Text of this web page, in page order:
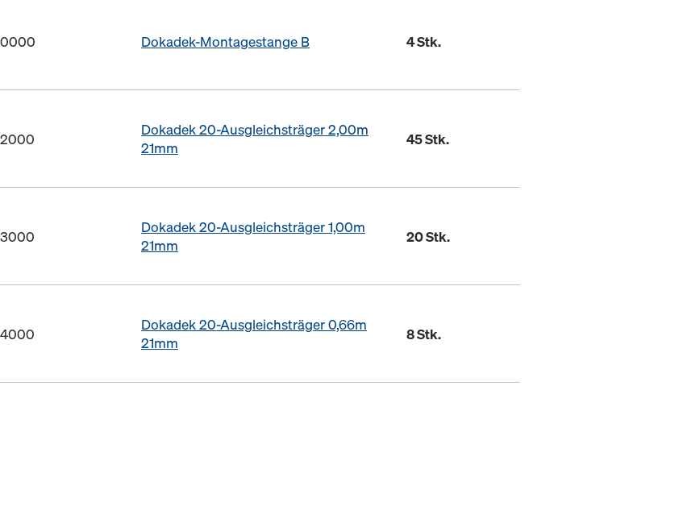
Dokadek-Montagestange B 4 Stk.
Dokadek 20-Ausgleichsträger 2,00m
21mm
45 Stk.
Dokadek 20-Ausgleichsträger 1,00m
21mm
20 Stk.
Dokadek 20-Ausgleichsträger 0,66m
21mm
8 Stk.